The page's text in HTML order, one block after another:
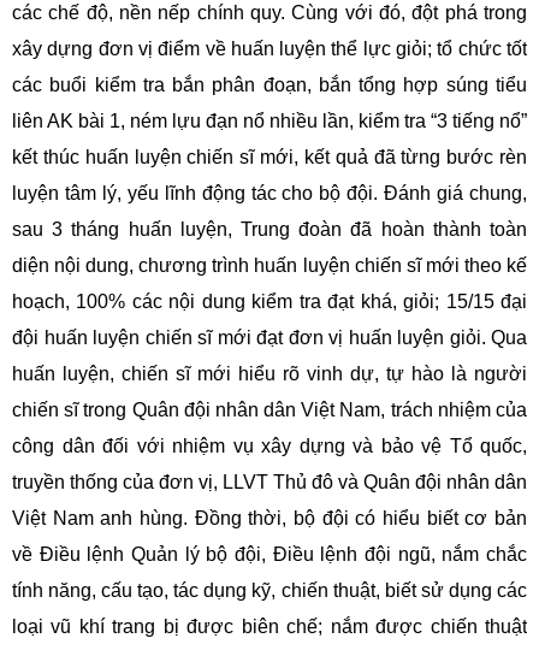
các chế độ, nền nếp chính quy. Cùng với đó, đột phá trong
xây dựng đơn vị điểm về huấn luyện thể lực giỏi; tổ chức tốt
các buổi kiểm tra bắn phân đoạn, bắn tổng hợp súng tiểu
liên AK bài 1, ném lựu đạn nổ nhiều lần, kiểm tra “3 tiếng nổ”
kết thúc huấn luyện chiến sĩ mới, kết quả đã từng bước rèn
luyện tâm lý, yếu lĩnh động tác cho bộ đội. Đánh giá chung,
sau 3 tháng huấn luyện, Trung đoàn đã hoàn thành toàn
diện nội dung, chương trình huấn luyện chiến sĩ mới theo kế
hoạch, 100% các nội dung kiểm tra đạt khá, giỏi; 15/15 đại
đội huấn luyện chiến sĩ mới đạt đơn vị huấn luyện giỏi. Qua
huấn luyện, chiến sĩ mới hiểu rõ vinh dự, tự hào là người
chiến sĩ trong Quân đội nhân dân Việt Nam, trách nhiệm của
công dân đối với nhiệm vụ xây dựng và bảo vệ Tổ quốc,
truyền thống của đơn vị, LLVT Thủ đô và Quân đội nhân dân
Việt Nam anh hùng. Đồng thời, bộ đội có hiểu biết cơ bản
về Điều lệnh Quản lý bộ đội, Điều lệnh đội ngũ, nắm chắc
tính năng, cấu tạo, tác dụng kỹ, chiến thuật, biết sử dụng các
loại vũ khí trang bị được biên chế; nắm được chiến thuật